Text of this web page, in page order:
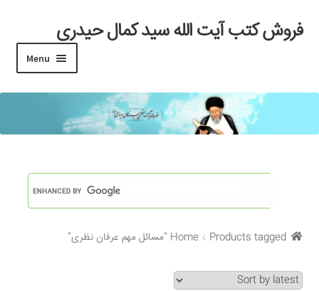
Skip
to
Skip
to
فروش کتب آیت الله سید کمال حیدری
Menu
خانه
#97 (بدون عنوان)
Checkout
My account
Search Results
Home Products tagged “مسائل مهم عرفان نظری”